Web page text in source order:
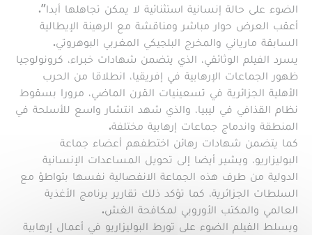
الضوء على حالة إنسانية استثنائية لا يمكن تجاهلها أبدا".
أعقب العرض حوار مباشر ومناقشة مع الرهينة الإيطالية
السابقة مارياني والمخرج البلجيكي المغربي البوهروتي.
يسرد الفيلم الوثائقي، الذي يتضمن شهادات خبراء، كرونولوجيا
ظهور الجماعات الإرهابية في إفريقيا، انطلاقا من الحرب
الأهلية الجزائرية في تسعينيات القرن الماضي، مرورا بسقوط
نظام القذافي في ليبيا، والذي شهد انتشار واسع للأسلحة في
المنطقة واندماج جماعات إرهابية مختلفة.
كما يتضمن شهادات رهائن اختطفهم أعضاء جماعة
البوليزاريو، ويشير أيضا إلى تحويل المساعدات الإنسانية
الدولية من طرف هذه الجماعة الانفصالية نفسها بتواطؤ مع
السلطات الجزائرية، كما تؤكد ذلك تقارير برنامج الأغذية
العالمي والمكتب الأوروبي لمكافحة الغش.
ويسلط الفيلم الضوء على تورط البوليزاريو في أعمال إرهابية